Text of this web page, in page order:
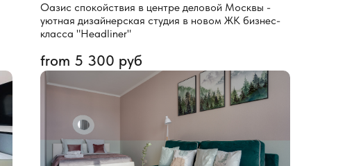
Оазис спокойствия в центре деловой Москвы -
уютная дизайнерская студия в новом ЖК бизнес-
класса "Headliner"
from 5 300 руб